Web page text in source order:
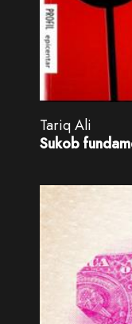
Tariq Ali
Sukob